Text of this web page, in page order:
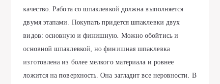
качество. Работа со шпаклевкой должна выполняется
двумя этапами. Покупать придется шпаклевки двух
видов: основную и финишную. Можно обойтись и
основной шпаклевкой, но финишная шпаклевка
изготовлена из более мелкого материала и ровнее
ложится на поверхность. Она загладит все неровности. В